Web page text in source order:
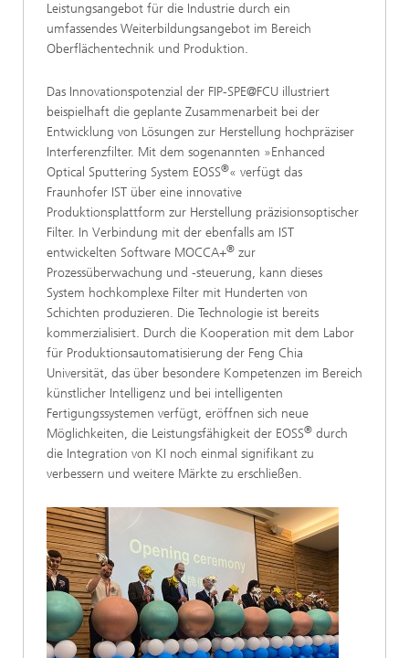
Leistungsangebot für die Industrie durch ein
umfassendes Weiterbildungsangebot im Bereich
Oberflächentechnik und Produktion.
Das Innovationspotenzial der FIP-SPE@FCU illustriert
beispielhaft die geplante Zusammenarbeit bei der
Entwicklung von Lösungen zur Herstellung hochpräziser
Interferenzfilter. Mit dem sogenannten »Enhanced
Optical Sputtering System EOSS®« verfügt das
Fraunhofer IST über eine innovative
Produktionsplattform zur Herstellung präzisionsoptischer
Filter. In Verbindung mit der ebenfalls am IST
entwickelten Software MOCCA+® zur
Prozessüberwachung und -steuerung, kann dieses
System hochkomplexe Filter mit Hunderten von
Schichten produzieren. Die Technologie ist bereits
kommerzialisiert. Durch die Kooperation mit dem Labor
für Produktionsautomatisierung der Feng Chia
Universität, das über besondere Kompetenzen im Bereich
künstlicher Intelligenz und bei intelligenten
Fertigungssystemen verfügt, eröffnen sich neue
Möglichkeiten, die Leistungsfähigkeit der EOSS® durch
die Integration von KI noch einmal signifikant zu
verbessern und weitere Märkte zu erschließen.